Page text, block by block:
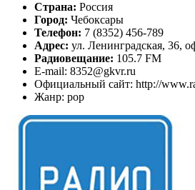
Страна: Россия
Город: Чебоксары
Телефон: 7 (8352) 456-789
Адрес: ул. Ленинградская, 36,
Радиовещание: 105.7 FM
E-mail: 8352@gkvr.ru
Официальный сайт: http://
Жанр: pop